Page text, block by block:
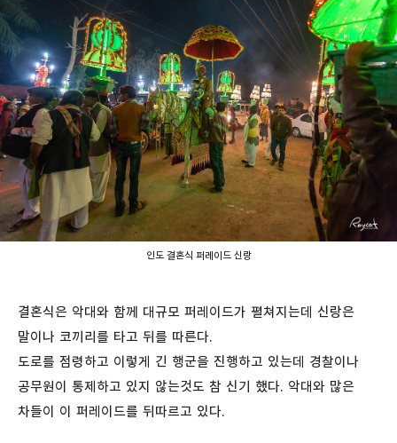
인도 결혼식 퍼레이드 신랑
결혼식은 악대와 함께 대규모 퍼레이드가 펼쳐지는데 신랑은
말이나 코끼리를 타고 뒤를 따른다.
도로를 점령하고 이렇게 긴 행군을 진행하고 있는데 경찰이나
공무원이 통제하고 있지 않는것도 참 신기 했다. 악대와 많은
차들이 이 퍼레이드를 뒤따르고 있다.